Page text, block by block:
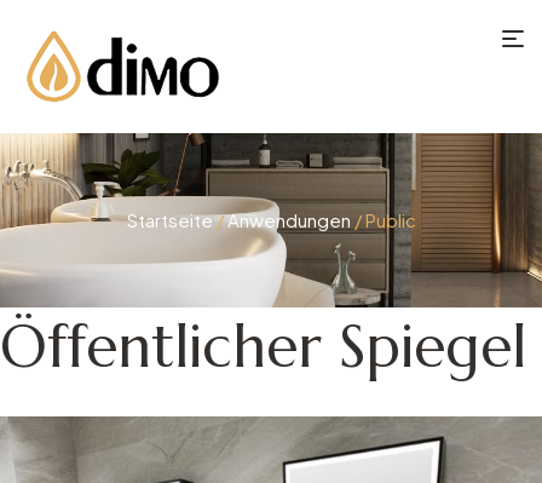
Startseite/Anwendungen / Public
Öffentlicher Spiegel